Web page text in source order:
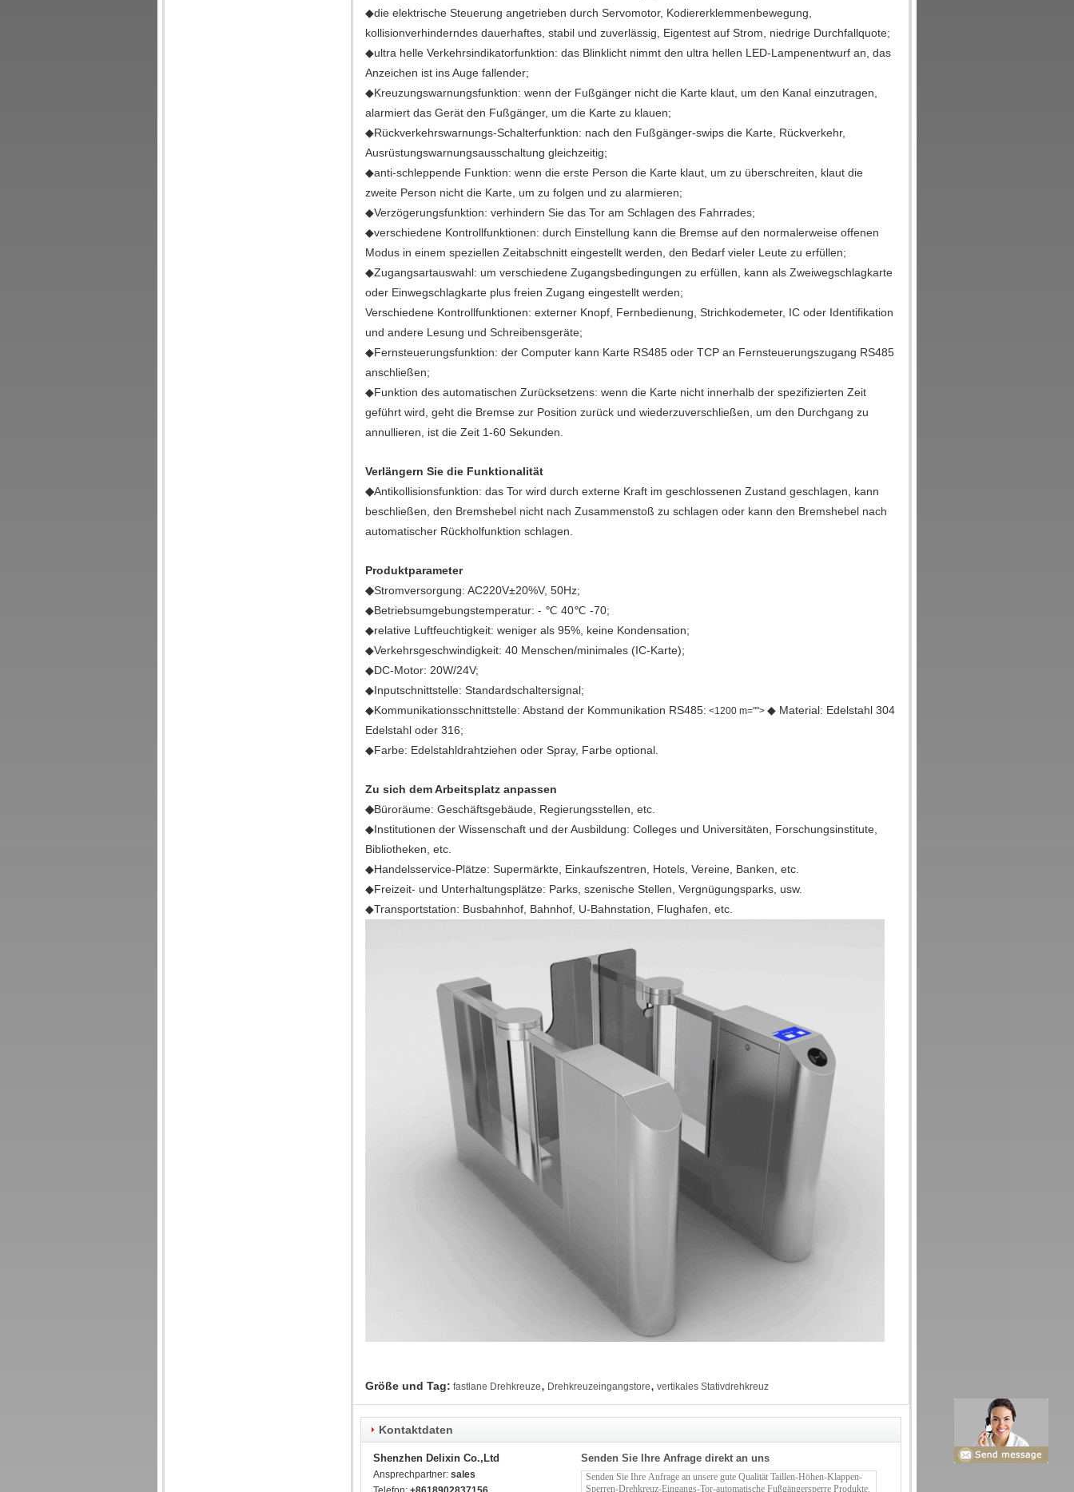
◆die elektrische Steuerung angetrieben durch Servomotor, Kodiererklemmenbewegung,
kollisionverhinderndes dauerhaftes, stabil und zuverlässig, Eigentest auf Strom, niedrige Durchfallquote;
◆ultra helle Verkehrsindikatorfunktion: das Blinklicht nimmt den ultra hellen LED-Lampenentwurf an, das
Anzeichen ist ins Auge fallender;
◆Kreuzungswarnungsfunktion: wenn der Fußgänger nicht die Karte klaut, um den Kanal einzutragen,
alarmiert das Gerät den Fußgänger, um die Karte zu klauen;
◆Rückverkehrswarnungs-Schalterfunktion: nach den Fußgänger-swips die Karte, Rückverkehr,
Ausrüstungswarnungsausschaltung gleichzeitig;
◆anti-schleppende Funktion: wenn die erste Person die Karte klaut, um zu überschreiten, klaut die
zweite Person nicht die Karte, um zu folgen und zu alarmieren;
◆Verzögerungsfunktion: verhindern Sie das Tor am Schlagen des Fahrrades;
◆verschiedene Kontrollfunktionen: durch Einstellung kann die Bremse auf den normalerweise offenen
Modus in einem speziellen Zeitabschnitt eingestellt werden, den Bedarf vieler Leute zu erfüllen;
◆Zugangsartauswahl: um verschiedene Zugangsbedingungen zu erfüllen, kann als Zweiwegschlagkarte
oder Einwegschlagkarte plus freien Zugang eingestellt werden;
Verschiedene Kontrollfunktionen: externer Knopf, Fernbedienung, Strichkodemeter, IC oder Identifikation
und andere Lesung und Schreibensgeräte;
◆Fernsteuerungsfunktion: der Computer kann Karte RS485 oder TCP an Fernsteuerungszugang RS485
anschließen;
◆Funktion des automatischen Zurücksetzens: wenn die Karte nicht innerhalb der spezifizierten Zeit
geführt wird, geht die Bremse zur Position zurück und wiederzuverschließen, um den Durchgang zu
annullieren, ist die Zeit 1-60 Sekunden.
Verlängern Sie die Funktionalität
◆Antikollisionsfunktion: das Tor wird durch externe Kraft im geschlossenen Zustand geschlagen, kann
beschließen, den Bremshebel nicht nach Zusammenstoß zu schlagen oder kann den Bremshebel nach
automatischer Rückholfunktion schlagen.
Produktparameter
◆Stromversorgung: AC220V±20%V, 50Hz;
◆Betriebsumgebungstemperatur: - ℃ 40℃ -70;
◆relative Luftfeuchtigkeit: weniger als 95%, keine Kondensation;
◆Verkehrsgeschwindigkeit: 40 Menschen/minimales (IC-Karte);
◆DC-Motor: 20W/24V;
◆Inputschnittstelle: Standardschaltersignal;
◆Kommunikationsschnittstelle: Abstand der Kommunikation RS485: <1200 m=""> ◆ Material: Edelstahl 304
Edelstahl oder 316;
◆Farbe: Edelstahldrahtziehen oder Spray, Farbe optional.
Zu sich dem Arbeitsplatz anpassen
◆Büroräume: Geschäftsgebäude, Regierungsstellen, etc.
◆Institutionen der Wissenschaft und der Ausbildung: Colleges und Universitäten, Forschungsinstitute,
Bibliotheken, etc.
◆Handelsservice-Plätze: Supermärkte, Einkaufszentren, Hotels, Vereine, Banken, etc.
◆Freizeit- und Unterhaltungsplätze: Parks, szenische Stellen, Vergnügungsparks, usw.
◆Transportstation: Busbahnhof, Bahnhof, U-Bahnstation, Flughafen, etc.
Größe und Tag: fastlane Drehkreuze, Drehkreuzeingangstore, vertikales Stativdrehkreuz
Kontaktdaten
Shenzhen Delixin Co.,Ltd
Ansprechpartner: sales
Senden Sie Ihre Anfrage direkt an uns